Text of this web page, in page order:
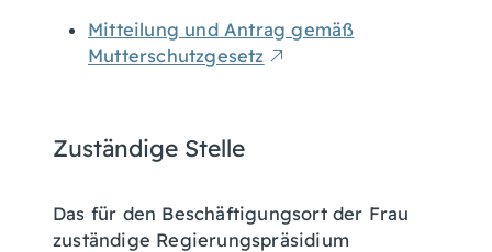
Mitteilung und Antrag gemäß
Mutterschutzgesetz
Zuständige Stelle
Das für den Beschäftigungsort der Frau
zuständige Regierungspräsidium